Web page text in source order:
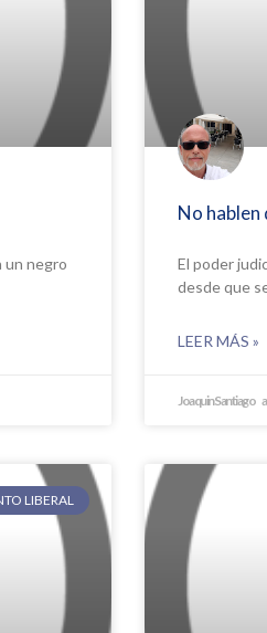
un negro
No hablen
El poder
desde que
LEER MÁS »
Joaquin Santiago
LIBERAL